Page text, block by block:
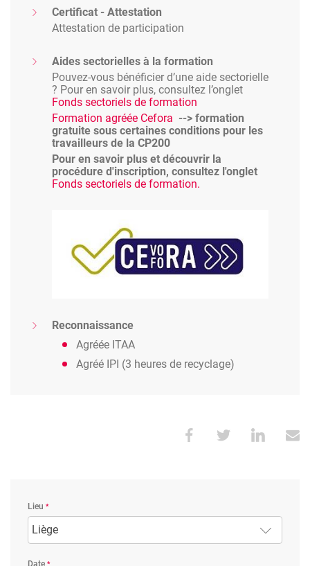
Certificat - Attestation
Attestation de participation
Aides sectorielles à la formation
Pouvez-vous bénéficier d’une aide sectorielle
? Pour en savoir plus, consultez l’onglet
Fonds sectoriels de formation
Formation agréée Cefora --> formation
gratuite sous certaines conditions pour les
travailleurs de la CP200
Pour en savoir plus et découvrir la
procédure d'inscription, consultez l'onglet
Fonds sectoriels de formation.
Reconnaissance
Agréée ITAA
Agréé IPI (3 heures de recyclage)
Lieu
Liège
Date